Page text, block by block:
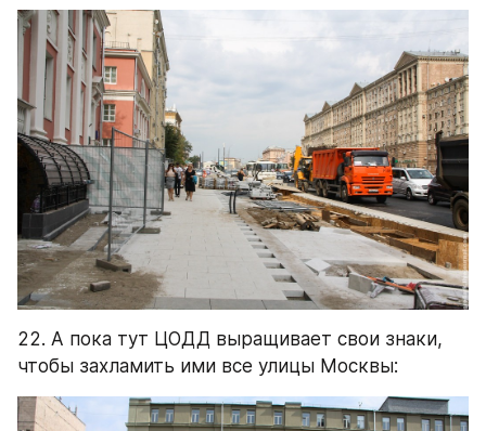
22. А пока тут ЦОДД выращивает свои знаки,
чтобы захламить ими все улицы Москвы: